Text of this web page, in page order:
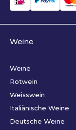
Weine
Weine
Rotwein
Weisswein
Italiänische Weine
Deutsche Weine